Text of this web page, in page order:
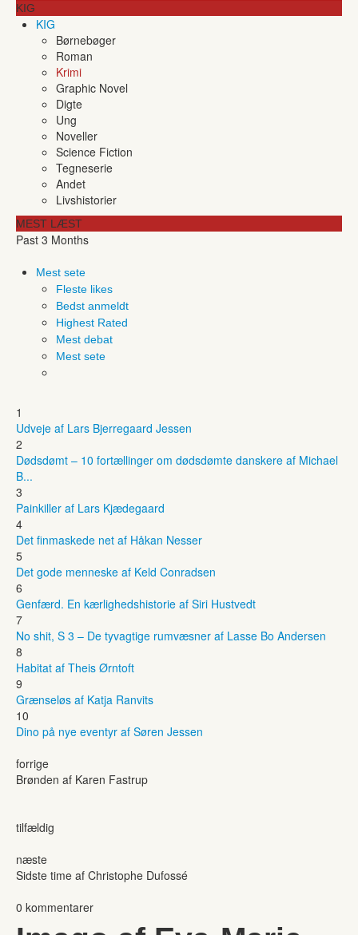
KIG
KIG
Børnebøger
Roman
Krimi
Graphic Novel
Digte
Ung
Noveller
Science Fiction
Tegneserie
Andet
Livshistorier
MEST LÆST
Past 3 Months
Mest sete
Fleste likes
Bedst anmeldt
Highest Rated
Mest debat
Mest sete
1
Udveje af Lars Bjerregaard Jessen
2
Dødsdømt – 10 fortællinger om dødsdømte danskere af Michael
B...
3
Painkiller af Lars Kjædegaard
4
Det finmaskede net af Håkan Nesser
5
Det gode menneske af Keld Conradsen
6
Genfærd. En kærlighedshistorie af Siri Hustvedt
7
No shit, S 3 – De tyvagtige rumvæsner af Lasse Bo Andersen
8
Habitat af Theis Ørntoft
9
Grænseløs af Katja Ranvits
10
Dino på nye eventyr af Søren Jessen
forrige
Brønden af Karen Fastrup
tilfældig
næste
Sidste time af Christophe Dufossé
0 kommentarer